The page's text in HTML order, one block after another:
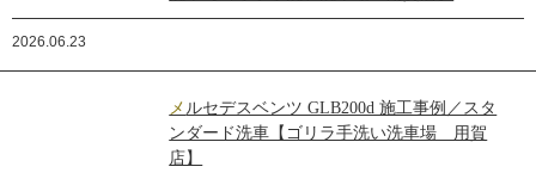
2026.06.23
メルセデスベンツ GLB200d 施工事例／スタ
ンダード洗車【ゴリラ手洗い洗車場 用賀
店】